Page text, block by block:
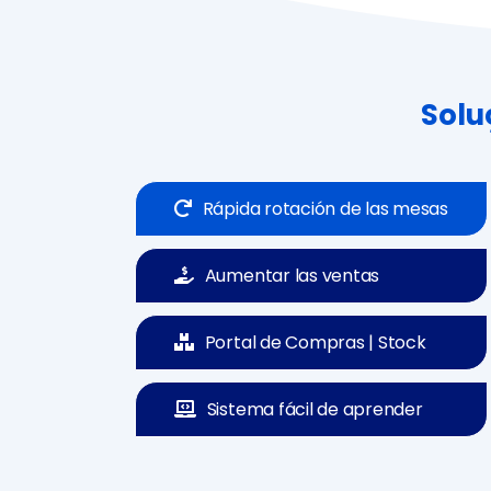
Rápida rotación de las mesas
Aumentar las ventas
Portal de Compras | Stock
Sistema fácil de aprender